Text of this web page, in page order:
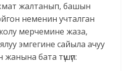
жалтанып, башын
неменин учталган
мерчемине жаза,
эмгегине сайыла ачуу
бата түшүп: